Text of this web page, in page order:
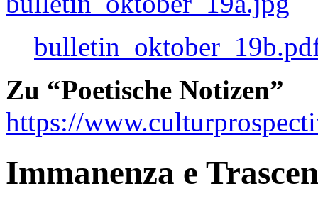
Zu “Poetische Notizen”
https://
Immanenza e